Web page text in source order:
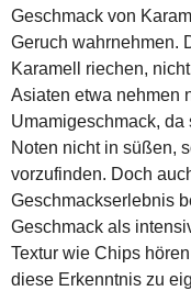
Geschmack von
Geruch wahrnehmen.
Karamell riechen,
Asiaten etwa nehmen
Umamigeschmack,
Noten nicht in süßen,
vorzufinden. Doch
Geschmackserlebnis
Geschmack als
Textur wie Chips
diese Erkenntnis zu